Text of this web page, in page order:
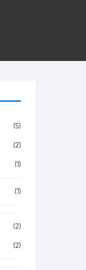
(5)
(2)
(1)
(1)
(2)
(2)